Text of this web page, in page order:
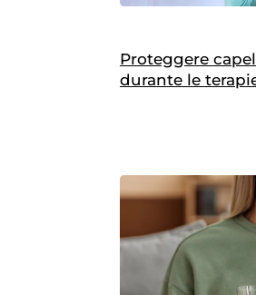
Proteggere
durante le